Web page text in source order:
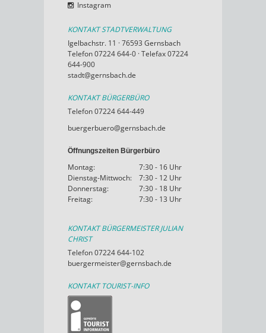
Instagram
KONTAKT STADTVERWALTUNG
Igelbachstr. 11 · 76593 Gernsbach
Telefon 07224 644-0 · Telefax 07224
644-900
stadt@gernsbach.de
KONTAKT BÜRGERBÜRO
Telefon 07224 644-449
buergerbuero@gernsbach.de
Öffnungszeiten Bürgerbüro
Montag:
7:30 - 16 Uhr
Dienstag-Mittwoch:
7:30 - 12 Uhr
Donnerstag:
7:30 - 18 Uhr
Freitag:
7:30 - 13 Uhr
KONTAKT BÜRGERMEISTER JULIAN
CHRIST
Telefon 07224 644-102
buergermeister@gernsbach.de
KONTAKT TOURIST-INFO